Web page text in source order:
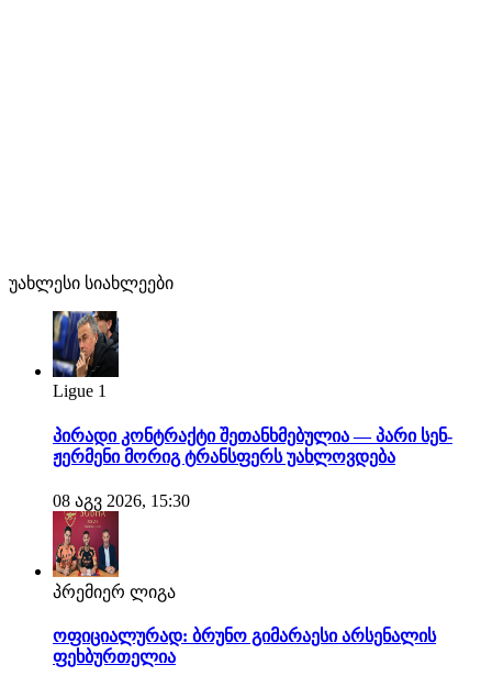
უახლესი სიახლეები
Ligue 1
პირადი კონტრაქტი შეთანხმებულია — პარი სენ-
ჟერმენი მორიგ ტრანსფერს უახლოვდება
08 აგვ 2026, 15:30
პრემიერ ლიგა
ოფიციალურად: ბრუნო გიმარაესი არსენალის
ფეხბურთელია